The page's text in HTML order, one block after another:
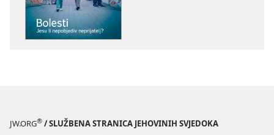
neprijatelj?neprijatelj?
JW.ORG® / SLUŽBENA STRANICA JEHOVINIH SVJEDOKA